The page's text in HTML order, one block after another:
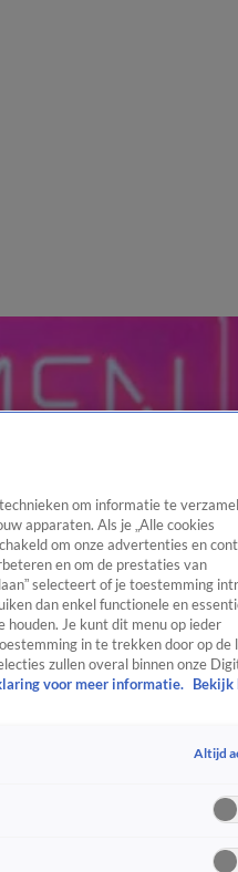
om informatie te
apparaten. Als je „Alle cookies
om onze advertenties en
en om de prestaties van
selecteert of je toestemming
dan enkel functionele en
Je kunt dit menu op ieder
in te trekken door op de
zullen overal binnen onze
voor meer informatie.
Bekijk
Altijd